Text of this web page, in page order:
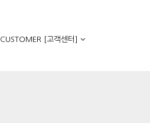
CUSTOMER [고객센터]